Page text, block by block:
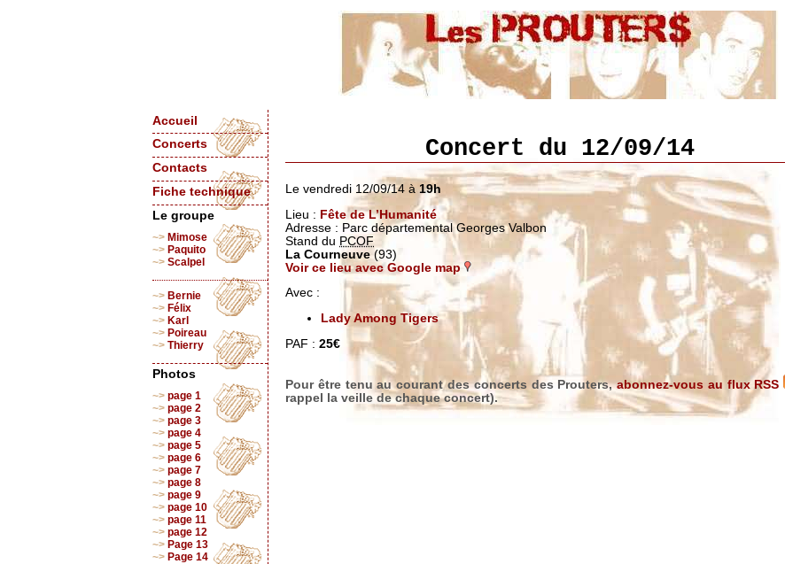
Concert du 12/09/14
Le vendredi 12/09/14 à 19h
Lieu : Fête de L’Humanité
Adresse : Parc départemental Georges Valbon
Stand du PCOF
La Courneuve (93)
Voir ce lieu avec Google map
Avec :
Lady Among Tigers
PAF : 25€
Pour être tenu au courant des concerts des Prouters,abonnez-vous au flux RSS
rappel la veille de chaque concert).
Accueil
Concerts
Contacts
Fiche technique
Le groupe
Mimose
Paquito
Scalpel
Bernie
Félix
Karl
Poireau
Thierry
Photos
page 1
page 2
page 3
page 4
page 5
page 6
page 7
page 8
page 9
page 10
page 11
page 12
Page 13
Page 14